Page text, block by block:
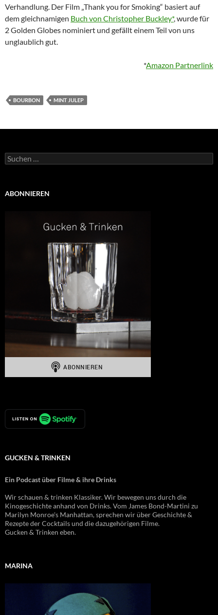
Verhandlung. Der Film „Thank you for Smoking“ basiert auf
dem gleichnamigen Buch von Christopher Buckley*, wurde für
2 Golden Globes nominiert und gefällt einem Teil von uns
unglaublich gut.
*Amazon Partnerlink
BOURBON MINT JULEP
Suchen
nach:
ABONNIEREN
GUCKEN & TRINKEN
Ein Podcast über Filme & ihre Drinks
Wir schauen & trinken Klassiker. Wir bewegen uns durch die
Kinogeschichte anhand von Drinks. Vom James Bond-Martini zu
Marilyn Monroe's Manhattan, sprechen wir über Geschichte &
Rezepte der Cocktails und die dazugehörigen Filme.
Gucken & Trinken eben.
MARINA